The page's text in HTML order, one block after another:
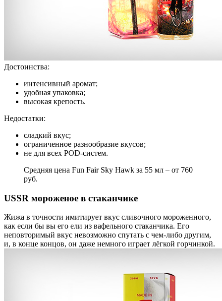
Достоинства:
интенсивный аромат;
удобная упаковка;
высокая крепость.
Недостатки:
сладкий вкус;
ограниченное разнообразие вкусов;
не для всех POD-систем.
Средняя цена Fun Fair Sky Hawk за 55 мл – от 760
руб.
USSR мороженое в стаканчике
Жижа в точности имитирует вкус сливочного мороженного,
как если бы вы его ели из вафельного стаканчика. Его
неповторимый вкус невозможно спутать с чем-либо другим,
и, в конце концов, он даже немного играет лёгкой горчинкой.